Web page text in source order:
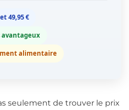
49,95 €
avantageux
alimentaire
seulement de trouver le prix